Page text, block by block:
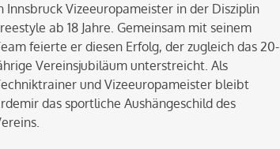
Innsbruck Vizeeuropameister in der Disziplin
ab 18 Jahre. Gemeinsam mit seinem
feierte er diesen Erfolg, der zugleich das 20-
Vereinsjubiläum unterstreicht. Als
und Vizeeuropameister bleibt
das sportliche Aushängeschild des